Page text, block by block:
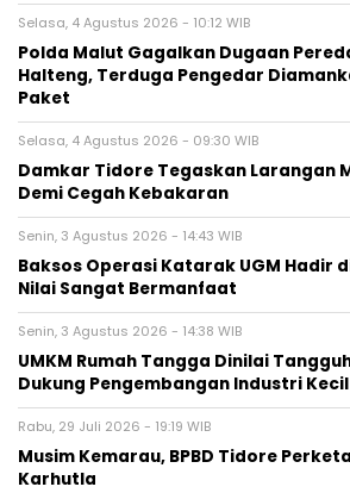
Selasa, 4 Agustus 2026 - 10:12 WIB
Polda Malut Gagalkan Dugaan
Halteng, Terduga Pengedar
Paket
Selasa, 4 Agustus 2026 - 09:30 WIB
Damkar Tidore Tegaskan Larangan
Demi Cegah Kebakaran
Senin, 3 Agustus 2026 - 14:43 WIB
Baksos Operasi Katarak UGM Hadir
Nilai Sangat Bermanfaat
Senin, 3 Agustus 2026 - 14:38 WIB
UMKM Rumah Tangga Dinilai
Dukung Pengembangan Industri Kecil
Rabu, 29 Juli 2026 - 19:19 WIB
Musim Kemarau, BPBD Tidore
Karhutla